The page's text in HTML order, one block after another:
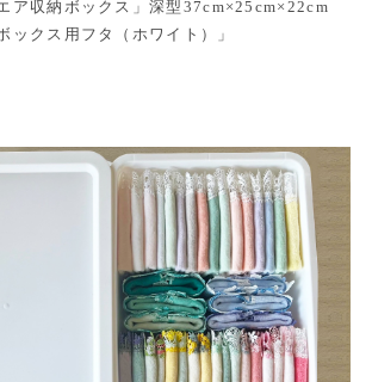
ア収納ボックス」深型37cm×25cm×22cm
ックス用フタ（ホワイト）」